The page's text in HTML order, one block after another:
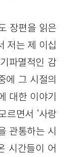
장편을 읽은
저는 제 이십
파멸적인 감
에 그 시절의
대한 이야기
르면서 ‘사랑
관통하는 시
시간들이 어